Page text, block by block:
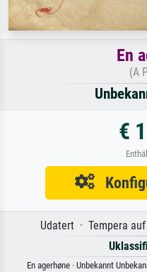
En
(A
€
Udatert · Tempera
En agerhøne · Unbekannt